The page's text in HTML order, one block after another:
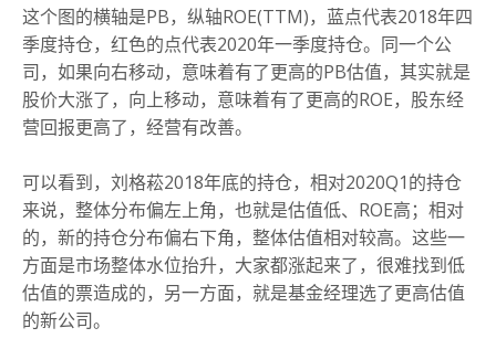
这个图的横轴是PB，纵轴ROE(TTM)，蓝点代表2018年四
季度持仓，红色的点代表2020年一季度持仓。同一个公
司，如果向右移动，意味着有了更高的PB估值，其实就是
股价大涨了，向上移动，意味着有了更高的ROE，股东经
营回报更高了，经营有改善。
可以看到，刘格菘2018年底的持仓，相对2020Q1的持仓
来说，整体分布偏左上角，也就是估值低、ROE高；相对
的，新的持仓分布偏右下角，整体估值相对较高。这些一
方面是市场整体水位抬升，大家都涨起来了，很难找到低
估值的票造成的，另一方面，就是基金经理选了更高估值
的新公司。